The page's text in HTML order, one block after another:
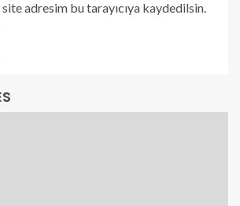
adresim bu tarayıcıya kaydedilsin.